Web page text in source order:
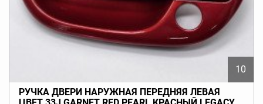
10
РУЧКА ДВЕРИ НАРУЖНАЯ ПЕРЕДНЯЯ ЛЕВАЯ